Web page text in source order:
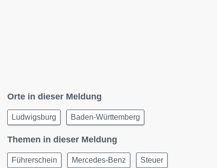
Orte in dieser Meldung
Ludwigsburg Baden-Württemberg
Themen in dieser Meldung
Führerschein Mercedes-Benz Steuer